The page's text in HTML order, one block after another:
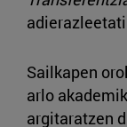
Sailkapen
arlo
argitaratzen